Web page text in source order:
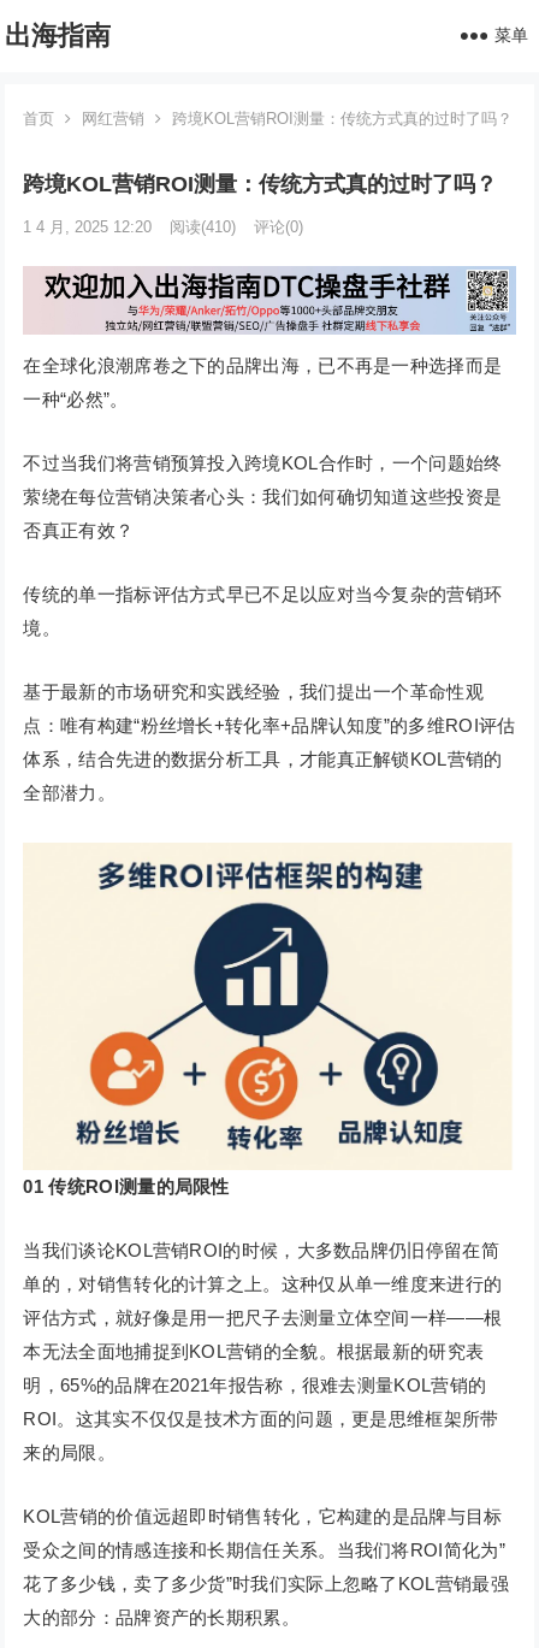
出海指南 菜单
首页 网红营销 跨境KOL营销ROI测量：传统方式真的过时了吗？
跨境KOL营销ROI测量：传统方式真的过时了吗？
1 4 月, 2025 12:20 阅读(410) 评论(0)
在全球化浪潮席卷之下的品牌出海，已不再是一种选择而是
一种“必然”。
不过当我们将营销预算投入跨境KOL合作时，一个问题始终
萦绕在每位营销决策者心头：我们如何确切知道这些投资是
否真正有效？
传统的单一指标评估方式早已不足以应对当今复杂的营销环
境。
基于最新的市场研究和实践经验，我们提出一个革命性观
点：唯有构建“粉丝增长+转化率+品牌认知度”的多维ROI评估
体系，结合先进的数据分析工具，才能真正解锁KOL营销的
全部潜力。
01 传统ROI测量的局限性
当我们谈论KOL营销ROI的时候，大多数品牌仍旧停留在简
单的，对销售转化的计算之上。这种仅从单一维度来进行的
评估方式，就好像是用一把尺子去测量立体空间一样——根
本无法全面地捕捉到KOL营销的全貌。根据最新的研究表
明，65%的品牌在2021年报告称，很难去测量KOL营销的
ROI。这其实不仅仅是技术方面的问题，更是思维框架所带
来的局限。
KOL营销的价值远超即时销售转化，它构建的是品牌与目标
受众之间的情感连接和长期信任关系。当我们将ROI简化为”
花了多少钱，卖了多少货”时我们实际上忽略了KOL营销最强
大的部分：品牌资产的长期积累。